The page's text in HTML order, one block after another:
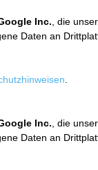
Inc. , die
Daten an
Inc. , die
Daten an